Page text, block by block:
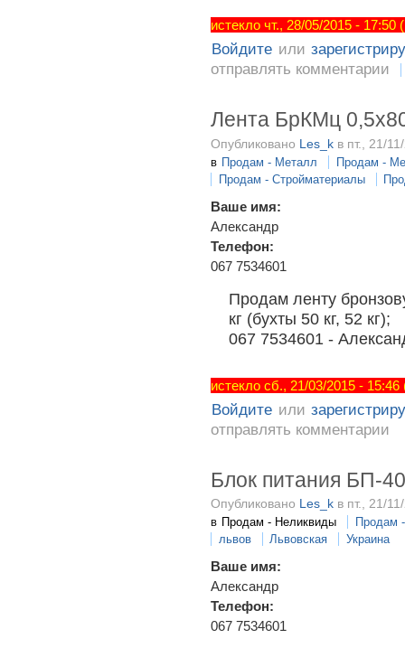
истекло чт., 28/05/2015 -
Войдите или
отправлять комментарии
Лента БрКМц
Опубликовано Les_k в пт., 21/
в Продам - Металл
Продам -
Продам - Стройматериалы
Ваше имя:
Александр
Телефон:
067 7534601
Продам ленту
кг (бухты 50 кг, 52 кг);
067 7534601 -
истекло сб., 21/03/2015 -
Войдите или
отправлять комментарии
Блок питания БП-
Опубликовано Les_k в пт., 21/
в Продам - Неликвиды
Продам
львов
Львовская Украина
Ваше имя:
Александр
Телефон:
067 7534601